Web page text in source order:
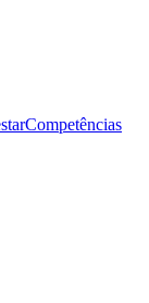
Competências